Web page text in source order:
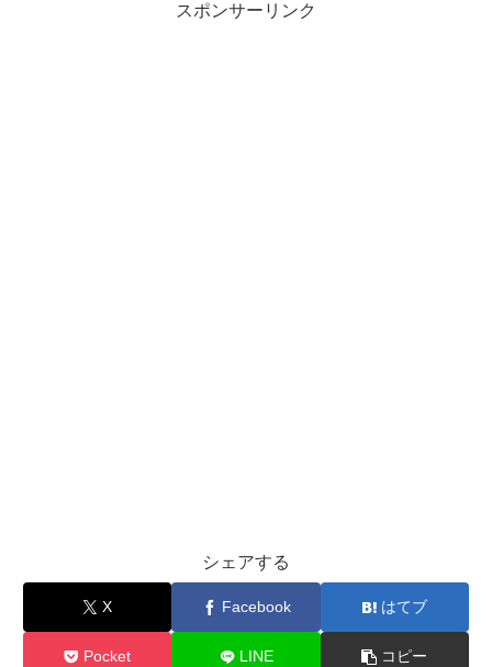
スポンサーリンク
シェアする
X Facebook はてブ
Pocket LINE コピー